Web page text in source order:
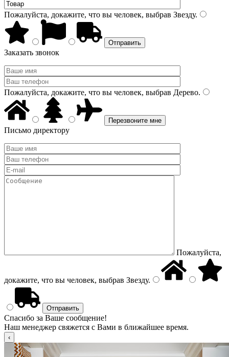
Пожалуйста, докажите, что вы человек, выбрав Звезду.
Заказать звонок
Пожалуйста, докажите, что вы человек, выбрав Дерево.
Письмо директору
Пожалуйста,
докажите, что вы человек, выбрав Звезду.
Спасибо за Ваше сообщение!
Наш менеджер свяжется с Вами в ближайшее время.